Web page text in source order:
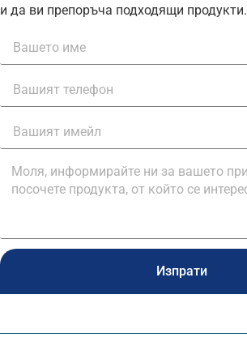
и да ви препоръча подходящи продукти.
Изпрати